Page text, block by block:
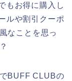
もお得に購入し
ルや割引クーポ
なことを思っ
BUFF CLUBの